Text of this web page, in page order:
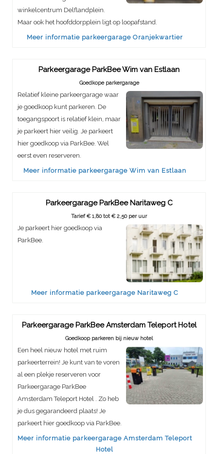
winkelcentrum Delflandplein.
Maar ook het hoofddorpplein ligt op loopafstand.
Meer informatie parkeergarage Oranjekwartier
Parkeergarage ParkBee Wim van Estlaan
Goedkope parkergarage
Relatief kleine parkeergarage waar
je goedkoop kunt parkeren. De
toegangspoort is relatief klein, maar
je parkeert hier veilig. Je parkeert
hier goedkoop via ParkBee. Wel
eerst even reserveren.
Meer informatie parkeergarage Wim van Estlaan
Parkeergarage ParkBee Naritaweg C
Tarief € 1,80 tot € 2,50 per uur
Je parkeert hier goedkoop via
ParkBee.
Meer informatie parkeergarage Naritaweg C
Parkeergarage ParkBee Amsterdam Teleport Hotel
Goedkoop parkeren bij nieuw hotel
Een heel nieuw hotel met ruim
parkeerterrein! Je kunt van te voren
al een plekje reserveren voor
Parkeergarage ParkBee
Amsterdam Teleport Hotel . Zo heb
je dus gegarandeerd plaats! Je
parkeert hier goedkoop via ParkBee.
Meer informatie parkeergarage Amsterdam Teleport
Hotel